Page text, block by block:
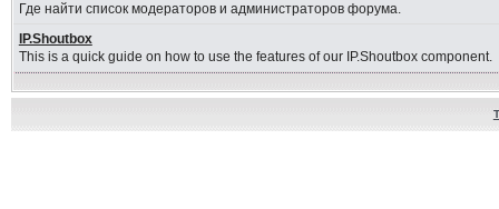
Где найти список модераторов и администраторов форума.
IP.Shoutbox
This is a quick guide on how to use the features of our IP.Shoutbox component.